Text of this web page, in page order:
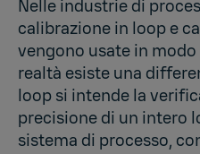
Nelle industrie di
calibrazione in loop e
vengono usate in
realtà esiste una
loop si intende la
precisione di un intero
sistema di processo,